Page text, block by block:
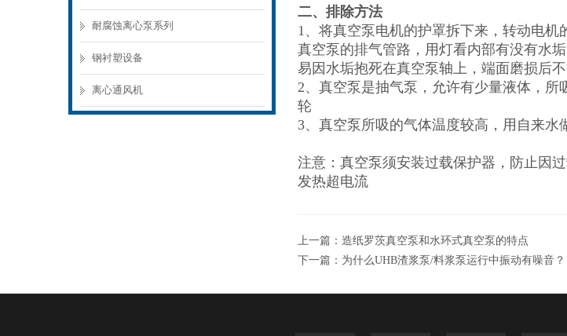
耐腐蚀离心泵系列
钢衬塑设备
离心通风机
二、排除方法
1、将真空泵电机的护罩拆下来，转动电
真空泵的排气管路，用灯看内部有没有水
易因水垢抱死在真空泵轴上，端面磨损后
2、真空泵是抽气泵，允许有少量液体，
轮
3、真空泵所吸的气体温度较高，用自来水
注意：真空泵须安装过载保护器，防止因
发热超电流
上一篇： 造纸罗茨真空泵和水环式真空泵的特点
下一篇： 为什么UHB渣浆泵/料浆泵运行中振动有噪音？